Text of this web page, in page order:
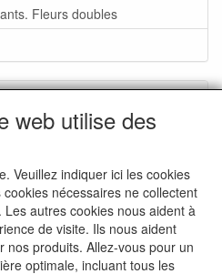
Fleurs doubles
web utilise des
Veuillez indiquer ici les cookies
nécessaires ne collectent
autres cookies nous aident à
de visite. Ils nous aident
produits. Allez-vous pour un
optimale, incluant tous les